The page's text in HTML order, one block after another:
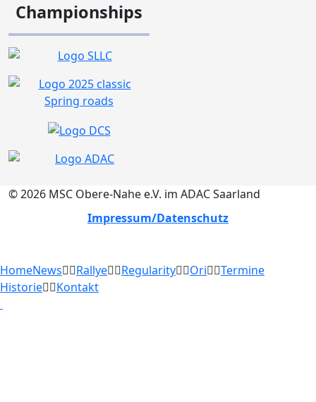
Championships
© 2026 MSC Obere-Nahe e.V. im ADAC Saarland
Impressum/Datenschutz
HomeNews Rallye Regularity Ori
Termine
Historie
Kontakt